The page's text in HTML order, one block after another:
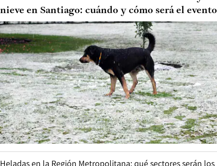
nieve en Santiago: cuándo y cómo será el evento
Heladas en la Región Metropolitana: qué sectores serán los